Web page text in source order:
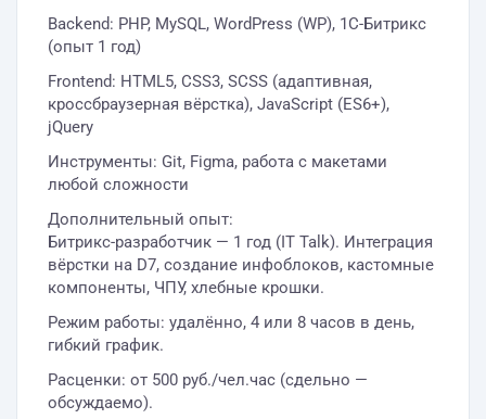
Backend: PHP, MySQL, WordPress (WP), 1С-Битрикс
(опыт 1 год)
Frontend: HTML5, CSS3, SCSS (адаптивная,
кроссбраузерная вёрстка), JavaScript (ES6+),
jQuery
Инструменты: Git, Figma, работа с макетами
любой сложности
Дополнительный опыт:
Битрикс-разработчик — 1 год (IT Talk). Интеграция
вёрстки на D7, создание инфоблоков, кастомные
компоненты, ЧПУ, хлебные крошки.
Режим работы: удалённо, 4 или 8 часов в день,
гибкий график.
Расценки: от 500 руб./чел.час (сдельно —
обсуждаемо).